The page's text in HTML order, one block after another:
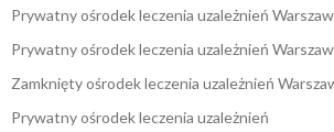
Prywatny ośrodek leczenia uzależnień
Prywatny ośrodek leczenia uzależnień
Zamknięty ośrodek leczenia uzależnień
Prywatny ośrodek leczenia uzależnień